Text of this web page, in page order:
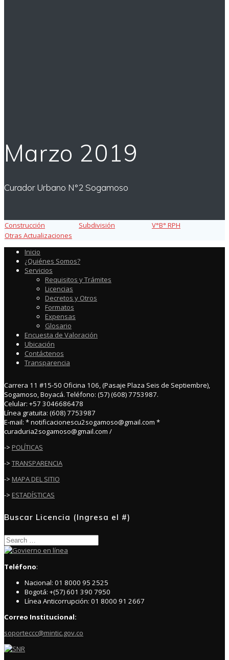
Marzo 2019
Curador Urbano N°2 Sogamoso
Construcción Subdivisión
V°B° RPH
Otras Actualizaciones
Inicio
¿Quiénes Somos?
Servicios
Requisitos y Trámites
Licencias
Decretos y Otros
Formatos
Expensas
Glosario
Encuesta de Valoración
Ubicación
Contáctenos
Transparencia
Carrera 11 #15-50 Oficina 106, (Pasaje Plaza Seis de Septiembre),
Sogamoso, Boyacá. Teléfono: (57) (608) 7753987.
Celular: +57 3046686478
Línea gratuita: (608) 7753987
E-mail: * notificacionescu2sogamoso@gmail.com *
curaduria2sogamoso@gmail.com /
-> POLÍTICAS
-> TRANSPARENCIA
-> MAPA DEL SITIO
-> ESTADÍSTICAS
Buscar Licencia (Ingresa el #)
Search
for:
Teléfono:
Nacional: 01 8000 95 2525
Bogotá: +(57) 601 390 7950
Línea Anticorrupción: 01 8000 91 2667
Correo Institucional:
soporteccc@mintic.gov.co